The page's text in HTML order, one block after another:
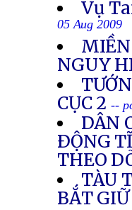
Vụ
05 Aug 2009
NGUY
CỤC 2 --
DÂN
ÐỘNG
THEO
TÀU
BẮT